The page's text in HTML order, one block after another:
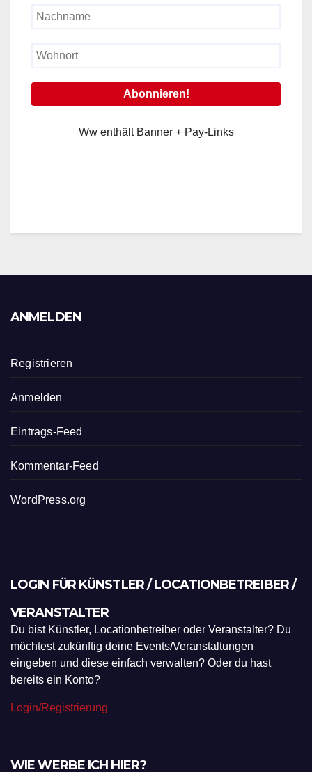
Ww enthält Banner + Pay-Links
ANMELDEN
Registrieren
Anmelden
Eintrags-Feed
Kommentar-Feed
WordPress.org
LOGIN FÜR KÜNSTLER / LOCATIONBETREIBER /
VERANSTALTER
Du bist Künstler, Locationbetreiber oder Veranstalter? Du
möchtest zukünftig deine Events/Veranstaltungen
eingeben und diese einfach verwalten? Oder du hast
bereits ein Konto?
Login/Registrierung
WIE WERBE ICH HIER?